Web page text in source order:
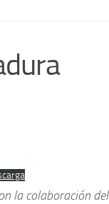
la colaboración del